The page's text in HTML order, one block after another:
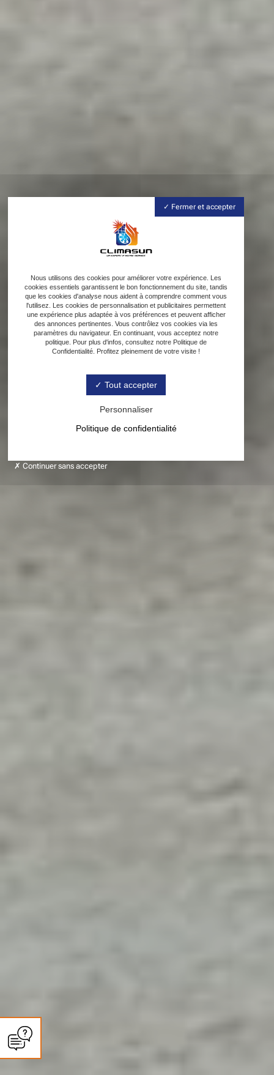
Fermer et accepter
Nous utilisons des cookies pour améliorer votre expérience. Les
cookies essentiels garantissent le bon fonctionnement du site, tandis
que les cookies d'analyse nous aident à comprendre comment vous
l'utilisez. Les cookies de personnalisation et publicitaires permettent
une expérience plus adaptée à vos préférences et peuvent afficher
des annonces pertinentes. Vous contrôlez vos cookies via les
paramètres du navigateur. En continuant, vous acceptez notre
politique. Pour plus d'infos, consultez notre Politique de
Confidentialité. Profitez pleinement de votre visite !
Tout accepter
Personnaliser
Politique de confidentialité
Continuer sans accepter